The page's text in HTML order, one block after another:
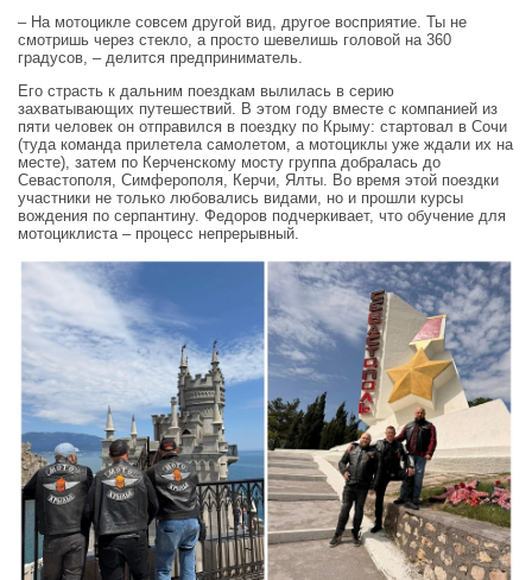
– На мотоцикле совсем другой вид, другое восприятие. Ты не
смотришь через стекло, а просто шевелишь головой на 360
градусов, – делится предприниматель.
Его страсть к дальним поездкам вылилась в серию
захватывающих путешествий. В этом году вместе с компанией из
пяти человек он отправился в поездку по Крыму: стартовал в Сочи
(туда команда прилетела самолетом, а мотоциклы уже ждали их на
месте), затем по Керченскому мосту группа добралась до
Севастополя, Симферополя, Керчи, Ялты. Во время этой поездки
участники не только любовались видами, но и прошли курсы
вождения по серпантину. Федоров подчеркивает, что обучение для
мотоциклиста – процесс непрерывный.